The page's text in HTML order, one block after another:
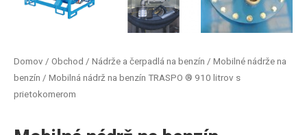
Domov / Obchod / Nádrže a čerpadlá na benzín / Mobilné nádrže na
benzín / Mobilná nádrž na benzín TRASPO ® 910 litrov s
prietokomerom